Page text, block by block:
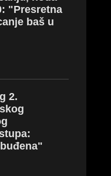
"Presretna
baš u
2.